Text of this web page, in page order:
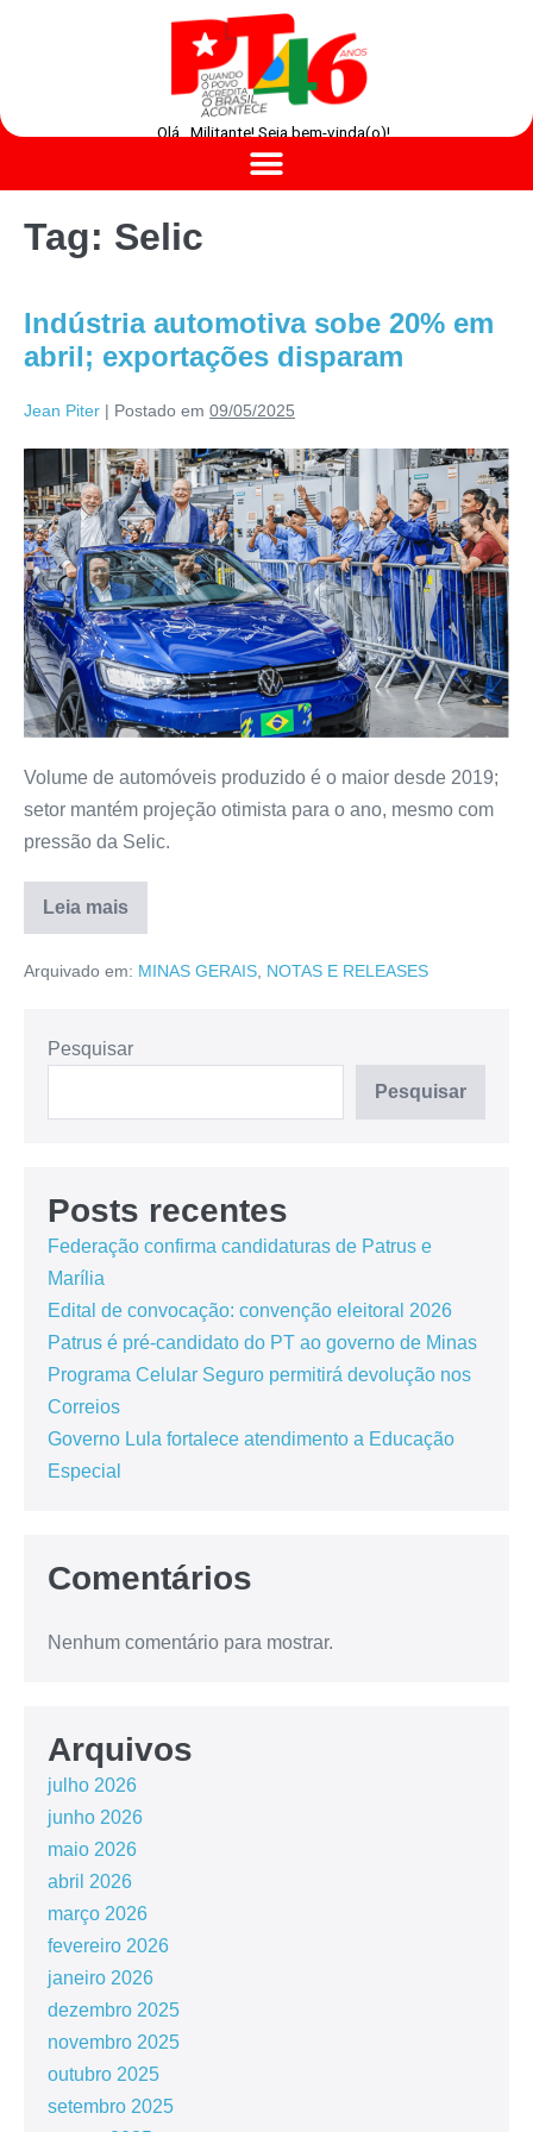
Olá , Militante! Seja bem-vinda(o)!
Tag: Selic
Indústria automotiva sobe 20% em
abril; exportações disparam
Jean Piter | Postado em 09/05/2025
Volume de automóveis produzido é o maior desde 2019;
setor mantém projeção otimista para o ano, mesmo com
pressão da Selic.
Leia mais
Arquivado em: MINAS GERAIS NOTAS E RELEASES
Pesquisar
Pesquisar
Posts recentes
Federação confirma candidaturas de Patrus e
Marília
Edital de convocação: convenção eleitoral 2026
Patrus é pré-candidato do PT ao governo de Minas
Programa Celular Seguro permitirá devolução nos
Correios
Governo Lula fortalece atendimento a Educação
Especial
Comentários
Nenhum comentário para mostrar.
Arquivos
julho 2026
junho 2026
maio 2026
abril 2026
março 2026
fevereiro 2026
janeiro 2026
dezembro 2025
novembro 2025
outubro 2025
setembro 2025